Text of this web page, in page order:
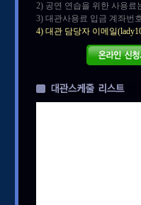
2) 공연 연습을 위한 사용료
3) 대관사용료 입금 계좌번
4) 대관 담당자 이메일